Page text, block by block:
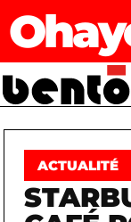
ACTUALITÉ